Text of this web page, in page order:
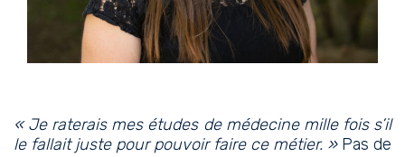
« Je raterais mes études de médecine mille fois s’il
le fallait juste pour pouvoir faire ce métier. »Pas de